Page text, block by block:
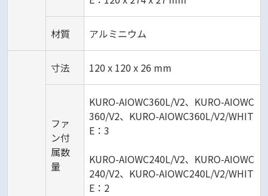
材質 アルミニウム
寸法 120 x 120 x 26 mm
ファ
ン付
属数
量
KURO-AIOWC360L/V2、KURO-AIOWC
360/V2、KURO-AIOWC360L/V2/WHIT
E：3
KURO-AIOWC240L/V2、KURO-AIOWC
240/V2、KURO-AIOWC240L/V2/WHIT
E：2